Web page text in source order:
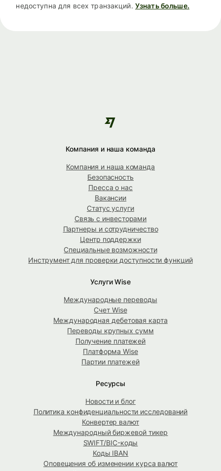
недоступна для всех транзакций. Узнать больше.
Компания и наша команда
Компания и наша команда
Безопасность
Пресса о нас
Вакансии
Статус услуги
Связь с инвесторами
Партнеры и сотрудничество
Центр поддержки
Специальные возможности
Инструмент для проверки доступности функций
Услуги Wise
Международные переводы
Счет Wise
Международная дебетовая карта
Переводы крупных сумм
Получение платежей
Платформа Wise
Партии платежей
Ресурсы
Новости и блог
Политика конфиденциальности исследований
Конвертер валют
Международный биржевой тикер
SWIFT/BIC-коды
Коды IBAN
Оповещения об изменении курса валют